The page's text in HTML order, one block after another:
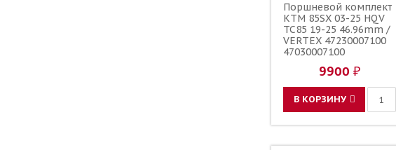
Поршневой комплект
KTM 85SX 03-25 HQV
TC85 19-25 46.96mm /
VERTEX 47230007100
47030007100
9900 ₽
В КОРЗИНУ